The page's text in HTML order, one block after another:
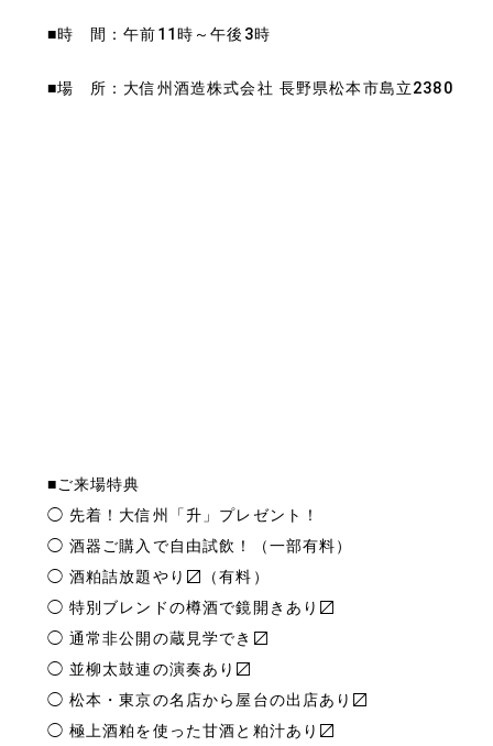
■時 間：午前11時～午後3時
■場 所：大信州酒造株式会社 長野県松本市島立2380
■ご来場特典
◯ 先着！大信州「升」プレゼント！
◯ 酒器ご購入で自由試飲！（一部有料）
◯ 酒粕詰放題やり〼（有料）
◯ 特別ブレンドの樽酒で鏡開きあり〼
◯ 通常非公開の蔵見学でき〼
◯ 並柳太鼓連の演奏あり〼
◯ 松本・東京の名店から屋台の出店あり〼
◯ 極上酒粕を使った甘酒と粕汁あり〼